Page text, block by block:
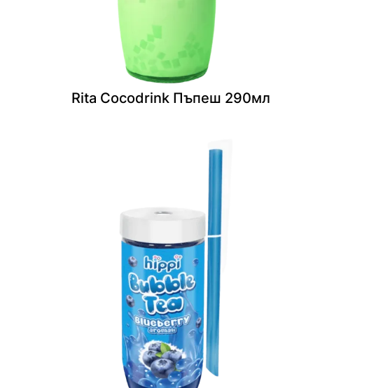
Rita Cocodrink Пъпеш 290мл